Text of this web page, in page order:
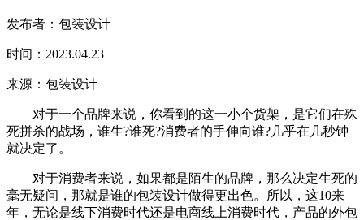
发布者：包装设计
时间：2023.04.23
来源：包装设计
对于一个品牌来说，你看到的这一小个货架，是它们在殊
死拼杀的战场，谁生?谁死?消费者的手伸向谁?几乎在几秒钟
就决定了。
对于消费者来说，如果都是陌生的品牌，那么决定生死的
毫无疑问，那就是谁的包装设计做得更出色。所以，这10来
年，无论是线下消费时代还是电商线上消费时代，产品的外包